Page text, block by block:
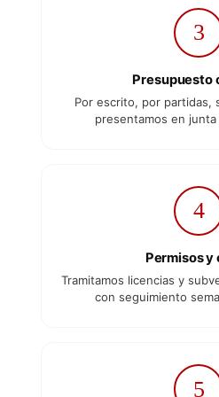
3
Presupuesto
Por escrito, por partidas,
presentamos en
4
Permisos y
Tramitamos licencias y
con seguimiento
5